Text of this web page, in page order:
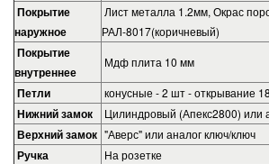
Покрытие
наружное
Лист металла 1.2мм, Окрас
РАЛ-8017(коричневый)
Покрытие
внутреннее
Мдф плита 10 мм
Петли конусные - 2 шт - открывание
Нижний замок Цилиндровый (Апекс2800) или
Верхний замок "Аверс" или аналог ключ/ключ
Ручка На розетке